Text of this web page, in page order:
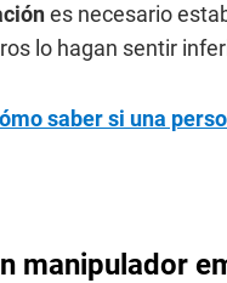
es necesario
lo hagan sentir
saber si una
manipulador